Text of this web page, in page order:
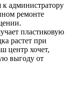
к администратору
ремонте
пластиковую
растет при
центр хочет,
выгоду от